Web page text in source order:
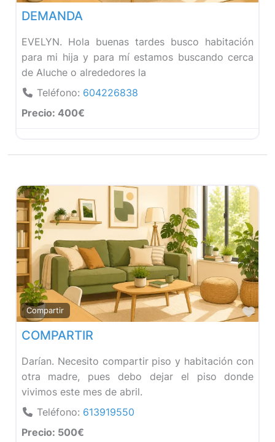
DEMANDA
EVELYN. Hola buenas tardes busco habitación
para mi hija y para mí estamos buscando cerca
de Aluche o alrededores la
Teléfono: 604226838
Precio: 400€
Compartir
COMPARTIR
Darían. Necesito compartir piso y habitación con
otra madre, pues debo dejar el piso donde
vivimos este mes de abril.
Teléfono: 613919550
Precio: 500€